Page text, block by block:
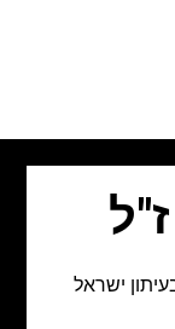
ישראל